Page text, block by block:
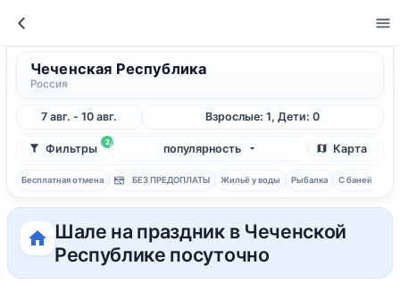
Чеченская Республика
Россия
7 авг. - 10 авг. Взрослые: 1, Дети: 0
2
Фильтры популярность Карта
Бесплатная отмена БЕЗ ПРЕДОПЛАТЫ Жильё у воды Рыбалка С баней
Шале на праздник в Чеченской
Республике посуточно